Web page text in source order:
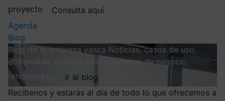
proyecto
Consulta aquí
Agenda
Blog
Blog de la empresa vasca Noticias, casos de uso,
entrevistas, ayudas, oportunidades de negocio,
tendencias…
Ir al blog
Recíbenos y estarás al día de todo lo que ofrecemos a